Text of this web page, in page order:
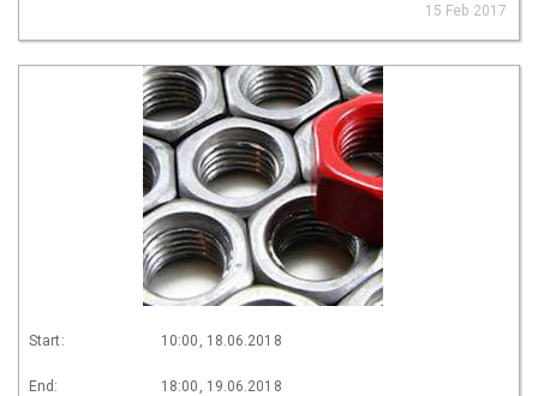
15 Feb 2017
Start: 10:00, 18.06.2018
End: 18:00, 19.06.2018